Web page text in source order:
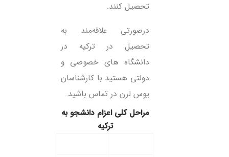
تحصیل کنند.
درصورتی علاقه‌مند به
تحصیل در ترکیه در
دانشگاه های خصوصی و
دولتی هستید با کارشناسان
یوس لرن در تماس باشید.
ترکیه